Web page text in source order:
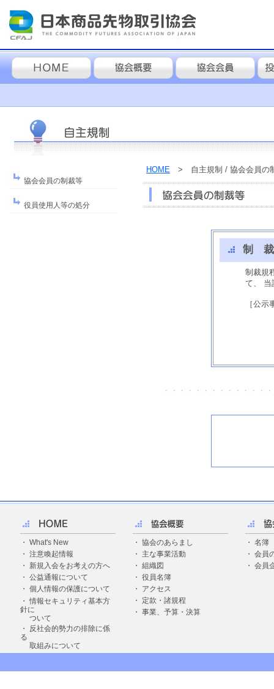
協会会員の制裁等
役員使用人等の処分
HOME > 自主規制 / 協会会員の
制 裁
制裁規
て、 当
［公示
・・・・・・・・・・・・・
・ What's New
・ 注意喚起情報
・ 新規入会をお考えの方へ
・ 公益通報について
・ 個人情報の保護について
・ 情報セキュリティ基本方
針に
ついて
・ 反社会的勢力の排除に係
る
取組みについて
・ 協会のあらまし
・ 主な事業活動
・ 組織図
・ 役員名簿
・ アクセス
・ 定款・諸規程
・ 事業、予算・決算
・ 名簿
・ 会員
・ 会員